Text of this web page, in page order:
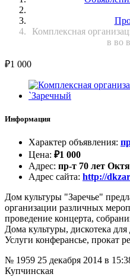
Комплексная
в во
₽1 000
Информация
Характер объявления:
Цена: ₽1 000
Адрес: пр-т 70 лет
Адрес сайта: http://
Дом культуры "Заречье"
организации различных
проведение концерта,
Дома культуры, дискотека для
Услуги конферансье, прокат
№ 1959 25 декабря 2014 в
Купчинская